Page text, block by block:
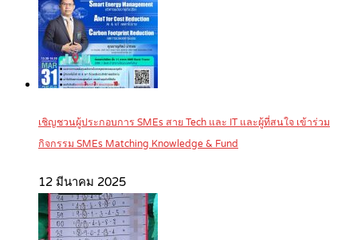
เชิญชวนผู้ประกอบการ SMEs สาย Tech และ IT และผู้ที่สนใจ เข้าร่วม
กิจกรรม SMEs Matching Knowledge & Fund
12 มีนาคม 2025